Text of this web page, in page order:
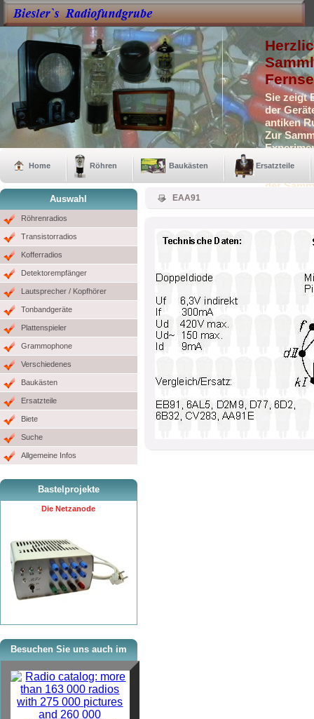
Sie zeigt
der
antiken
Zur
der
Home Röhren Baukästen Ersatzteile
Auswahl
Röhrenradios
Transistorradios
Kofferradios
Detektorempfänger
Lautsprecher / Kopfhörer
Tonbandgeräte
Plattenspieler
Grammophone
Verschiedenes
Baukästen
Ersatzteile
Biete
Suche
Allgemeine Infos
Bastelprojekte
Die Netzanode
Besuchen Sie uns auch im
EAA91